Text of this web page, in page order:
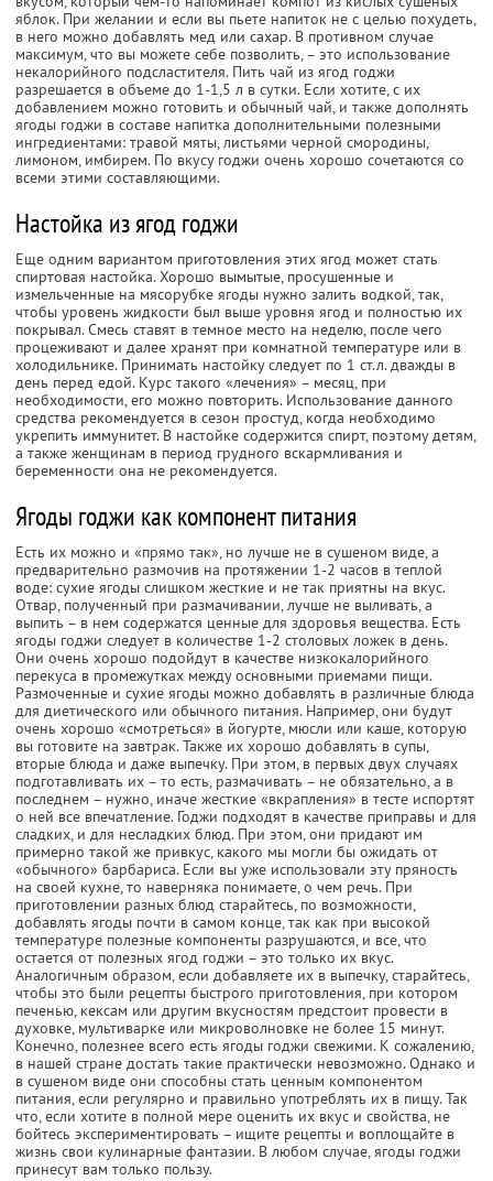
яблок. При желании и если вы пьете напиток не с целью похудеть,
в него можно добавлять мед или сахар. В противном случае
максимум, что вы можете себе позволить, – это использование
некалорийного подсластителя. Пить чай из ягод годжи
разрешается в объеме до 1-1,5 л в сутки. Если хотите, с их
добавлением можно готовить и обычный чай, и также дополнять
ягоды годжи в составе напитка дополнительными полезными
ингредиентами: травой мяты, листьями черной смородины,
лимоном, имбирем. По вкусу годжи очень хорошо сочетаются со
всеми этими составляющими.
Настойка из ягод годжи
Еще одним вариантом приготовления этих ягод может стать
спиртовая настойка. Хорошо вымытые, просушенные и
измельченные на мясорубке ягоды нужно залить водкой, так,
чтобы уровень жидкости был выше уровня ягод и полностью их
покрывал. Смесь ставят в темное место на неделю, после чего
процеживают и далее хранят при комнатной температуре или в
холодильнике. Принимать настойку следует по 1 ст.л. дважды в
день перед едой. Курс такого «лечения» – месяц, при
необходимости, его можно повторить. Использование данного
средства рекомендуется в сезон простуд, когда необходимо
укрепить иммунитет. В настойке содержится спирт, поэтому детям,
а также женщинам в период грудного вскармливания и
беременности она не рекомендуется.
Ягоды годжи как компонент питания
Есть их можно и «прямо так», но лучше не в сушеном виде, а
предварительно размочив на протяжении 1-2 часов в теплой
воде: сухие ягоды слишком жесткие и не так приятны на вкус.
Отвар, полученный при размачивании, лучше не выливать, а
выпить – в нем содержатся ценные для здоровья вещества. Есть
ягоды годжи следует в количестве 1-2 столовых ложек в день.
Они очень хорошо подойдут в качестве низкокалорийного
перекуса в промежутках между основными приемами пищи.
Размоченные и сухие ягоды можно добавлять в различные блюда
для диетического или обычного питания. Например, они будут
очень хорошо «смотреться» в йогурте, мюсли или каше, которую
вы готовите на завтрак. Также их хорошо добавлять в супы,
вторые блюда и даже выпечку. При этом, в первых двух случаях
подготавливать их – то есть, размачивать – не обязательно, а в
последнем – нужно, иначе жесткие «вкрапления» в тесте испортят
о ней все впечатление. Годжи подходят в качестве приправы и для
сладких, и для несладких блюд. При этом, они придают им
примерно такой же привкус, какого мы могли бы ожидать от
«обычного» барбариса. Если вы уже использовали эту пряность
на своей кухне, то наверняка понимаете, о чем речь. При
приготовлении разных блюд старайтесь, по возможности,
добавлять ягоды почти в самом конце, так как при высокой
температуре полезные компоненты разрушаются, и все, что
остается от полезных ягод годжи – это только их вкус.
Аналогичным образом, если добавляете их в выпечку, старайтесь,
чтобы это были рецепты быстрого приготовления, при котором
печенью, кексам или другим вкусностям предстоит провести в
духовке, мультиварке или микроволновке не более 15 минут.
Конечно, полезнее всего есть ягоды годжи свежими. К сожалению,
в нашей стране достать такие практически невозможно. Однако и
в сушеном виде они способны стать ценным компонентом
питания, если регулярно и правильно употреблять их в пищу. Так
что, если хотите в полной мере оценить их вкус и свойства, не
бойтесь экспериментировать – ищите рецепты и воплощайте в
жизнь свои кулинарные фантазии. В любом случае, ягоды годжи
принесут вам только пользу.